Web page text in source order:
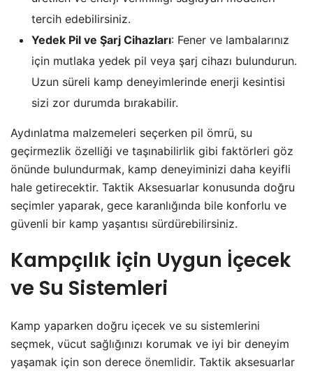
tercih edebilirsiniz.
Yedek Pil ve Şarj Cihazları: Fener ve lambalarınız
için mutlaka yedek pil veya şarj cihazı bulundurun.
Uzun süreli kamp deneyimlerinde enerji kesintisi
sizi zor durumda bırakabilir.
Aydınlatma malzemeleri seçerken pil ömrü, su
geçirmezlik özelliği ve taşınabilirlik gibi faktörleri göz
önünde bulundurmak, kamp deneyiminizi daha keyifli
hale getirecektir. Taktik Aksesuarlar konusunda doğru
seçimler yaparak, gece karanlığında bile konforlu ve
güvenli bir kamp yaşantısı sürdürebilirsiniz.
Kampçılık için Uygun İçecek
ve Su Sistemleri
Kamp yaparken doğru içecek ve su sistemlerini
seçmek, vücut sağlığınızı korumak ve iyi bir deneyim
yaşamak için son derece önemlidir. Taktik aksesuarlar